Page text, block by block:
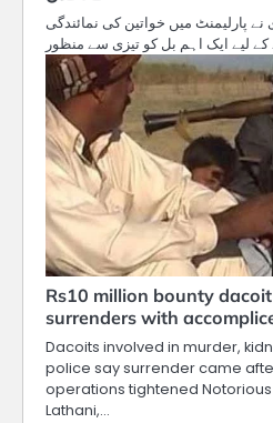
نے پارلیمنٹ میں خواتین کی نمائندگی
Rs10 million bounty
surrenders with
Dacoits involved in murder,
police say surrender came
operations tightened
Lathani,…